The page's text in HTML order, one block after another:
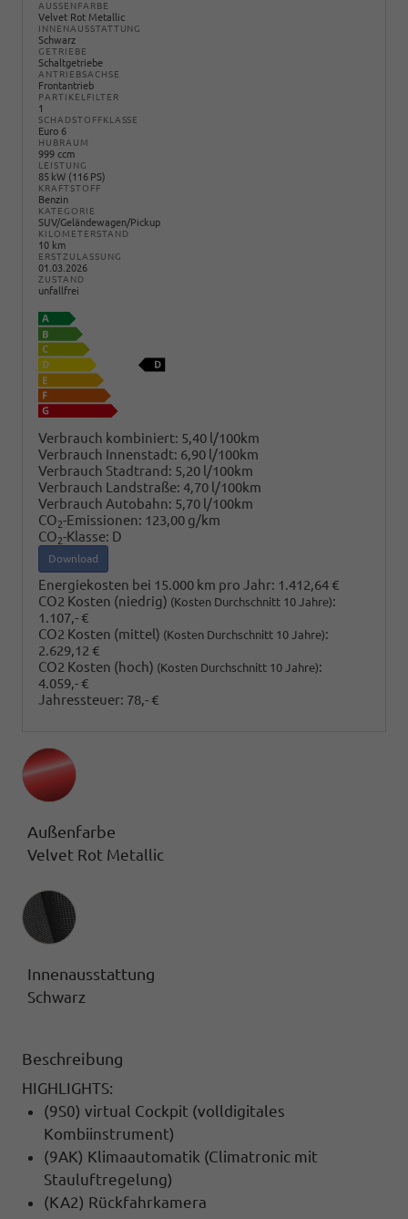
AUSSENFARBE
Velvet Rot Metallic
INNENAUSSTATTUNG
Schwarz
GETRIEBE
Schaltgetriebe
ANTRIEBSACHSE
Frontantrieb
PARTIKELFILTER
1
SCHADSTOFFKLASSE
Euro 6
HUBRAUM
999 ccm
LEISTUNG
85 kW (116 PS)
KRAFTSTOFF
Benzin
KATEGORIE
SUV/Geländewagen/Pickup
KILOMETERSTAND
10 km
ERSTZULASSUNG
01.03.2026
ZUSTAND
unfallfrei
Verbrauch kombiniert: 5,40 l/100km
Verbrauch Innenstadt: 6,90 l/100km
Verbrauch Stadtrand: 5,20 l/100km
Verbrauch Landstraße: 4,70 l/100km
Verbrauch Autobahn: 5,70 l/100km
CO2-Emissionen: 123,00 g/km
CO2-Klasse: D
Download
Energiekosten bei 15.000 km pro Jahr: 1.412,64 €
CO2 Kosten (niedrig) (Kosten Durchschnitt 10 Jahre):
1.107,- €
CO2 Kosten (mittel) (Kosten Durchschnitt 10 Jahre):
2.629,12 €
CO2 Kosten (hoch) (Kosten Durchschnitt 10 Jahre):
4.059,- €
Jahressteuer: 78,- €
Außenfarbe
Velvet Rot Metallic
Innenausstattung
Innenausstattung
Schwarz
Beschreibung
HIGHLIGHTS:
(9S0) virtual Cockpit (volldigitales
Kombiinstrument)
(9AK) Klimaautomatik (Climatronic mit
Stauluftregelung)
(KA2) Rückfahrkamera